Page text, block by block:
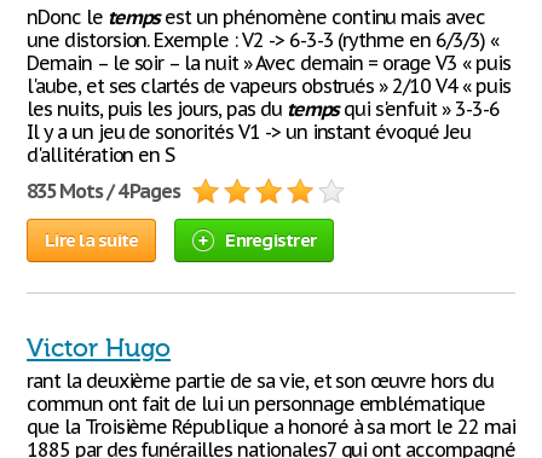
nDonc le tempsest un phénomène continu mais avec
une distorsion. Exemple : V2 -> 6-3-3 (rythme en 6/3/3) «
Demain – le soir – la nuit » Avec demain = orage V3 « puis
l'aube, et ses clartés de vapeurs obstrués » 2/10 V4 « puis
les nuits, puis les jours, pas du tempsqui s'enfuit » 3-3-6
Il y a un jeu de sonorités V1 -> un instant évoqué Jeu
d'allitération en S
835 Mots / 4 Pages
Lire la suite Enregistrer
Victor Hugo
rant la deuxième partie de sa vie, et son œuvre hors du
commun ont fait de lui un personnage emblématique
que la Troisième République a honoré à sa mort le 22 mai
1885 par des funérailles nationales7 qui ont accompagné